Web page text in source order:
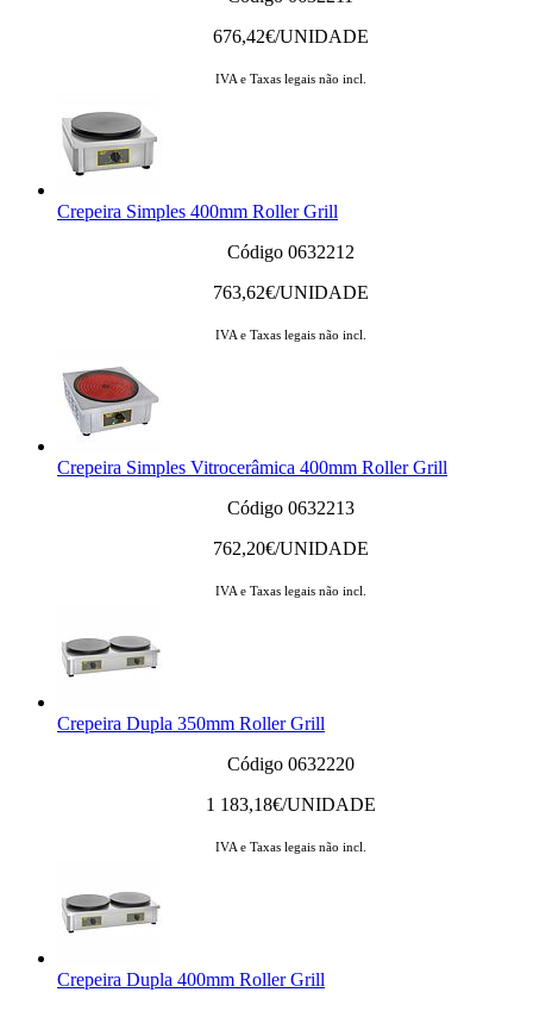
676,42€/UNIDADE
IVA e Taxas legais não incl.
Crepeira Simples 400mm Roller Grill
Código 0632212
763,62€/UNIDADE
IVA e Taxas legais não incl.
Crepeira Simples Vitrocerâmica 400mm Roller Grill
Código 0632213
762,20€/UNIDADE
IVA e Taxas legais não incl.
Crepeira Dupla 350mm Roller Grill
Código 0632220
1 183,18€/UNIDADE
IVA e Taxas legais não incl.
Crepeira Dupla 400mm Roller Grill